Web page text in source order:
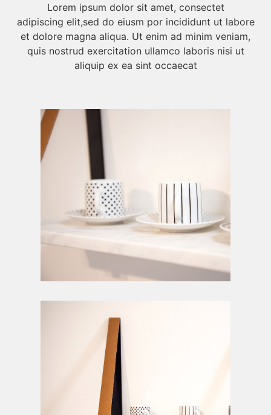
Lorem ipsum dolor sit amet, consectet
adipiscing elit,sed do eiusm por incididunt ut labore
et dolore magna aliqua. Ut enim ad minim veniam,
quis nostrud exercitation ullamco laboris nisi ut
aliquip ex ea sint occaecat